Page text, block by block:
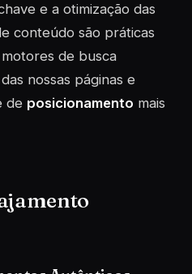
e a otimização das
conteúdo são práticas
de busca
nossas páginas e
de posicionamento mais